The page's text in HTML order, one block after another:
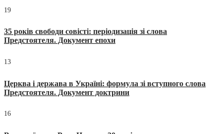
19
35 років свободи совісті: періодизація зі слова
Предстоятеля. Документ епохи
13
Церква і держава в Україні: формула зі вступного слова
Предстоятеля. Документ доктрини
16